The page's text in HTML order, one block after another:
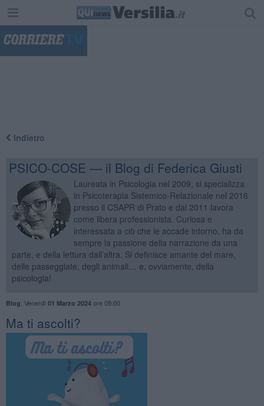
Indietro
PSICO-COSE — il Blog di Federica Giusti
Laureata in Psicologia nel 2009, si specializza
in Psicoterapia Sistemico-Relazionale nel 2016
presso il CSAPR di Prato e dal 2011 lavora
come libera professionista. Curiosa e
interessata a ciò che le accade intorno, ha da
sempre la passione della narrazione da una
parte, e della lettura dall’altra. Si definisce amante del mare,
delle passeggiate, degli animali… e, ovviamente, della
psicologia!
Blog Venerdì 01 Marzo 2024ore 09:00
Ma ti ascolti?